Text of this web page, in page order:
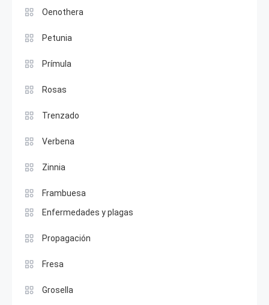
Oenothera
Petunia
Prímula
Rosas
Trenzado
Verbena
Zinnia
Frambuesa
Enfermedades y plagas
Propagación
Fresa
Grosella